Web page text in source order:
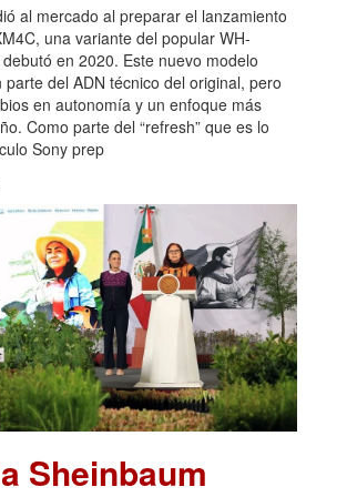
al mercado al preparar el lanzamiento
una variante del popular WH-
en 2020. Este nuevo modelo
parte del ADN técnico del original, pero
en autonomía y un enfoque más
Como parte del “refresh” que es lo
Sony prep
Sheinbaum